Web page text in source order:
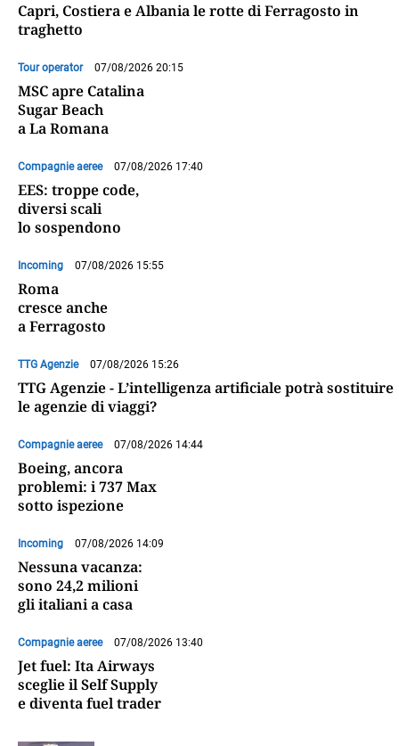
Capri, Costiera e Albania le rotte di Ferragosto in
traghetto
Tour operator 07/08/2026 20:15
MSC apre Catalina
Sugar Beach
a La Romana
Compagnie aeree 07/08/2026 17:40
EES: troppe code,
diversi scali
lo sospendono
Incoming 07/08/2026 15:55
Roma
cresce anche
a Ferragosto
TTG Agenzie 07/08/2026 15:26
TTG Agenzie - L’intelligenza artificiale potrà sostituire
le agenzie di viaggi?
Compagnie aeree 07/08/2026 14:44
Boeing, ancora
problemi: i 737 Max
sotto ispezione
Incoming 07/08/2026 14:09
Nessuna vacanza:
sono 24,2 milioni
gli italiani a casa
Compagnie aeree 07/08/2026 13:40
Jet fuel: Ita Airways
sceglie il Self Supply
e diventa fuel trader